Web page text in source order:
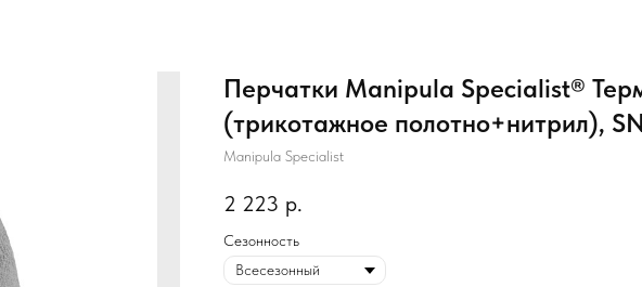
Перчатки Manipula Specialist®
(трикотажное полотно+нитрил),
Manipula Specialist
2 223 р.
Сезонность